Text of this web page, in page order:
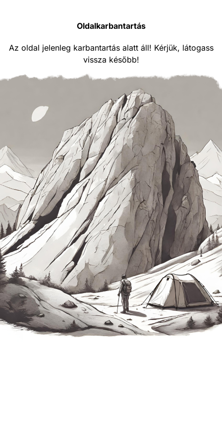
Oldalkarbantartás
Az oldal jelenleg karbantartás alatt áll! Kérjük, látogass
vissza később!